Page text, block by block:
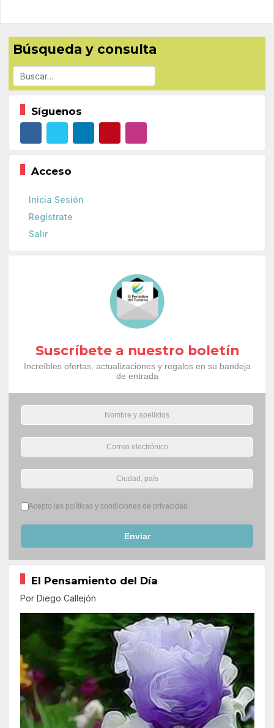
Búsqueda y consulta
Buscar
Síguenos
Acceso
Inicia Sesión
Regístrate
Salir
Suscríbete a nuestro boletín
Increíbles ofertas, actualizaciones y regalos en su bandeja
de entrada
Términos del servicio*
Acepto las políticas y condiciones de privacidad.
Enviar
El Pensamiento del Día
Por Diego Callejón